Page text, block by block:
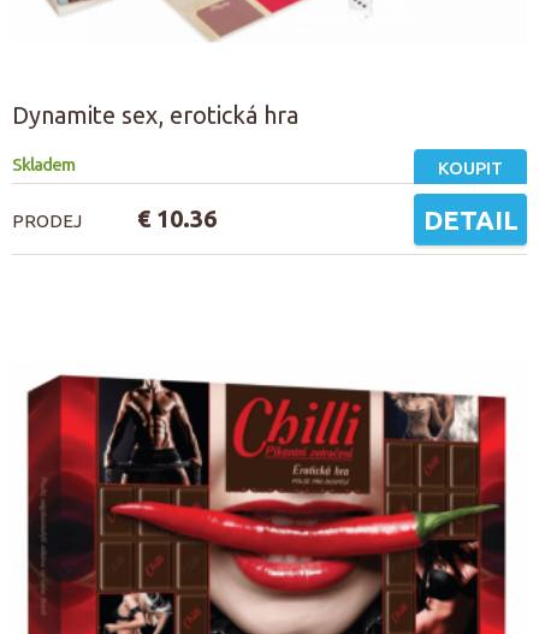
Dynamite sex, erotická hra
Skladem KOUPIT
PRODEJ € 10.36 DETAIL